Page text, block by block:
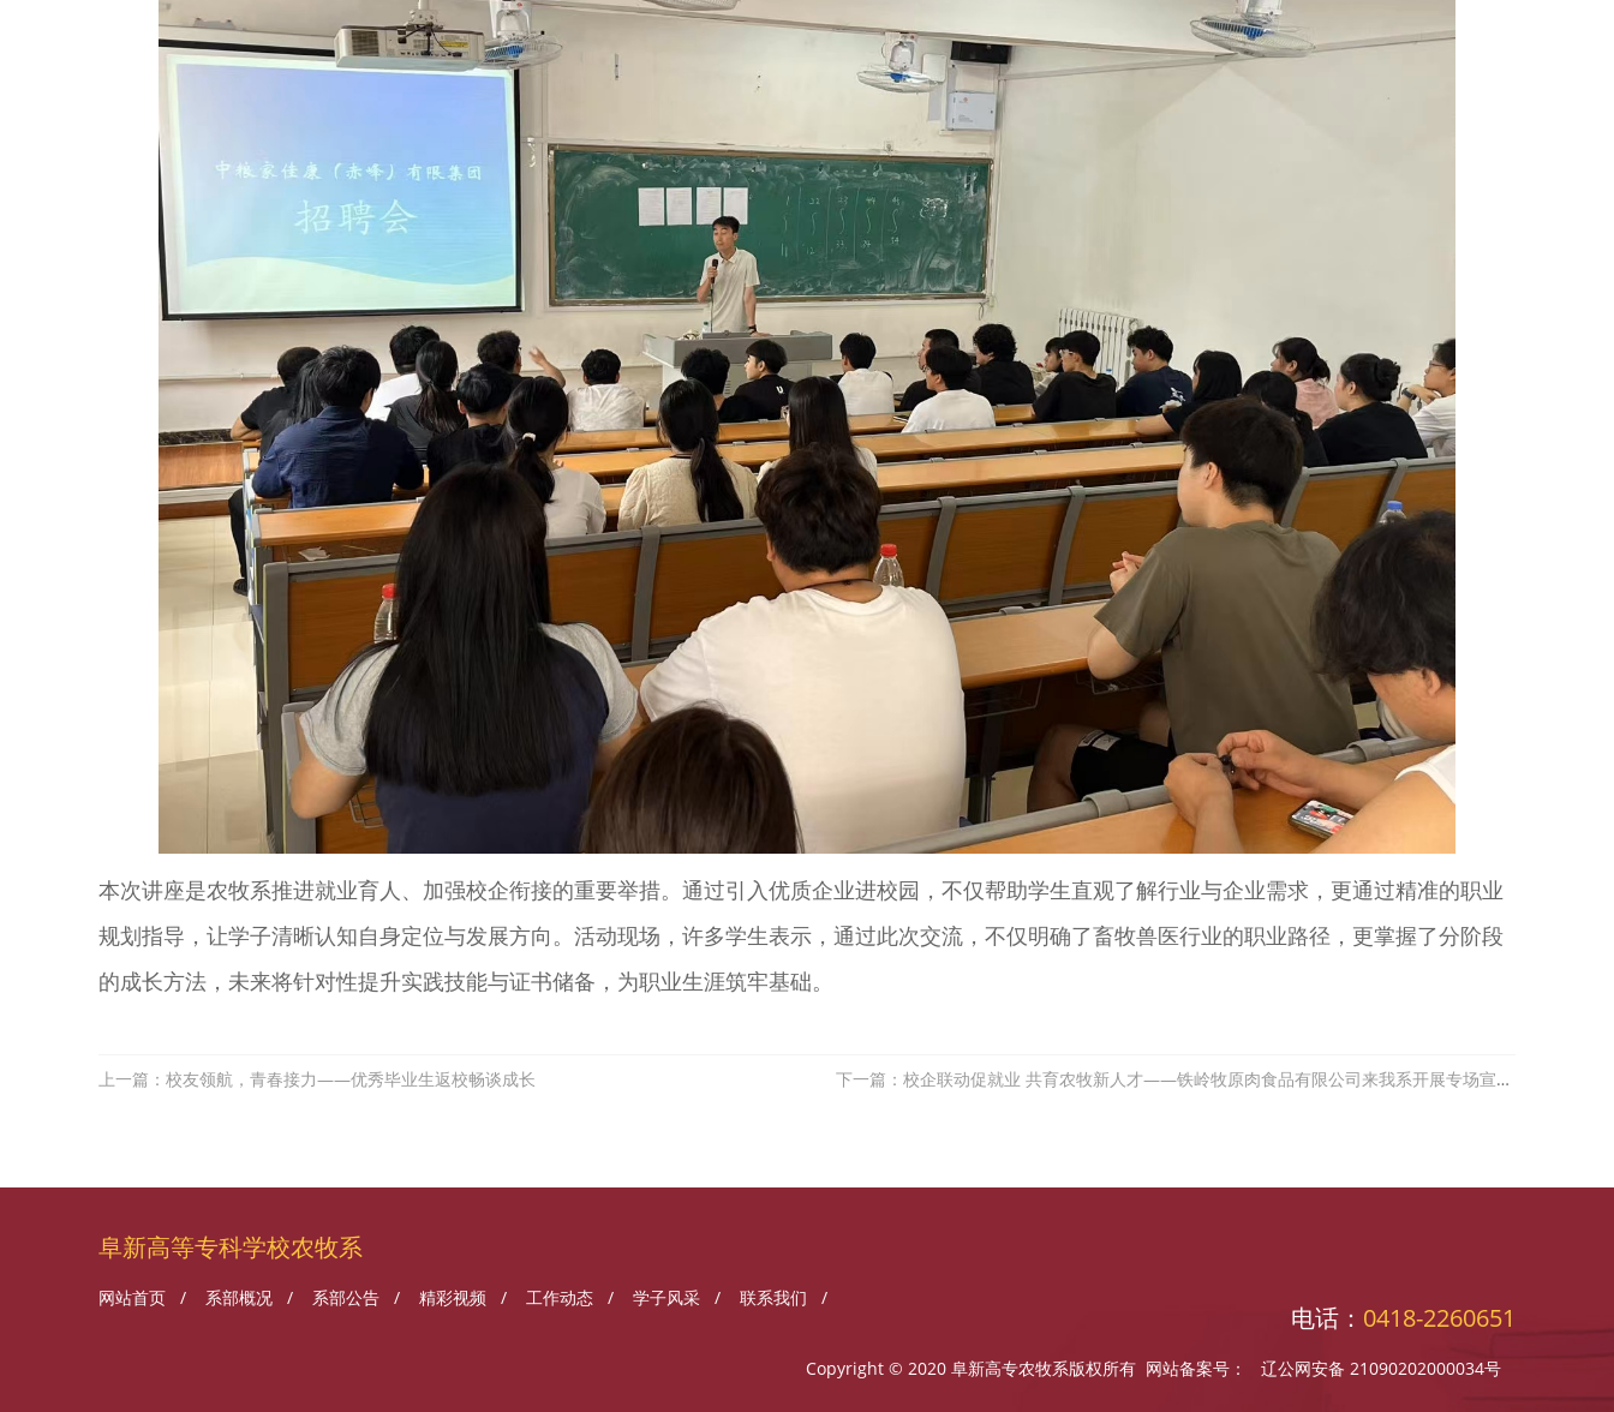
本次讲座是农牧系推进就业育人、加强校企衔接的重要举措。通过引入优质企业进校园，不仅帮助学生直观了解行业与企业需求，更通过精准的职业
规划指导，让学子清晰认知自身定位与发展方向。活动现场，许多学生表示，通过此次交流，不仅明确了畜牧兽医行业的职业路径，更掌握了分阶段
的成长方法，未来将针对性提升实践技能与证书储备，为职业生涯筑牢基础。
上一篇：校友领航，青春接力——优秀毕业生返校畅谈成长 下一篇：校企联动促就业 共育农牧新人才——铁岭牧原肉食品有限公司来我系开展专场宣讲会
阜新高等专科学校农牧系
网站首页 / 系部概况 / 系部公告 / 精彩视频 / 工作动态 / 学子风采 / 联系我们 /
电话： 0418-2260651
Copyright © 2020 阜新高专农牧系版权所有 网站备案号： 辽公网安备 21090202000034号